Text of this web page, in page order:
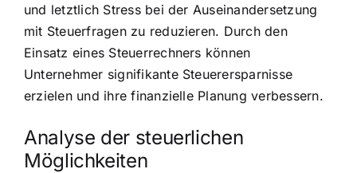
und letztlich Stress bei der Auseinandersetzung
mit Steuerfragen zu reduzieren. Durch den
Einsatz eines Steuerrechners können
Unternehmer signifikante Steuerersparnisse
erzielen und ihre finanzielle Planung verbessern.
Analyse der steuerlichen
Möglichkeiten